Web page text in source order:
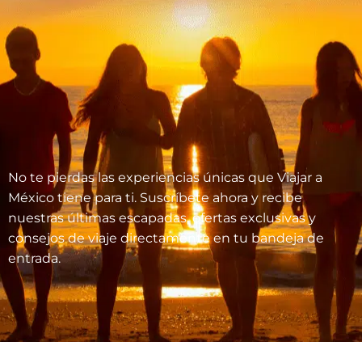
No te pierdas las experiencias únicas que Viajar a
México tiene para ti. Suscríbete ahora y recibe
nuestras últimas escapadas, ofertas exclusivas y
consejos de viaje directamente en tu bandeja de
entrada.